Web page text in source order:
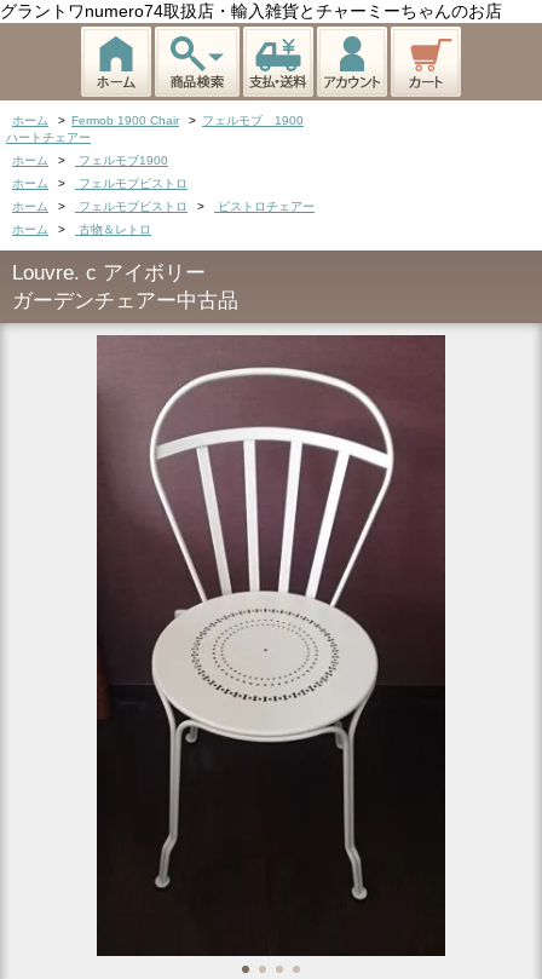
グラントワnumero74取扱店・輸入雑貨とチャーミーちゃんのお店
ホーム > Fermob 1900 Chair > フェルモブ 1900
ハートチェアー
ホーム
>
フェルモブ1900
ホーム
>
フェルモブビストロ
ホーム
> フェルモブビストロ >
ビストロチェアー
ホーム
> 古物＆レトロ
Louvre. c アイボリー
ガーデンチェアー中古品